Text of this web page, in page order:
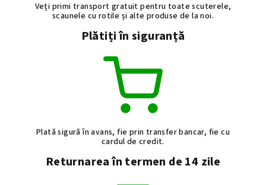
Veți primi transport gratuit pentru toate scuterele,
scaunele cu rotile și alte produse de la noi.
Plătiți în siguranță
Plată sigură în avans, fie prin transfer bancar, fie cu
cardul de credit.
Returnarea în termen de 14 zile